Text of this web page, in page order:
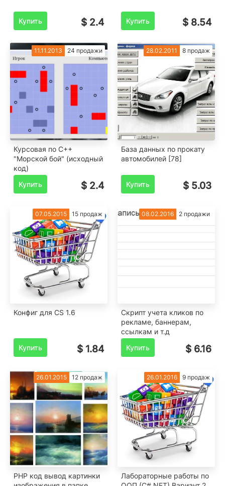
Купить $ 2.4 Купить $ 8.54
11.11.2013 24 продажи
Курсовая по C++
"Морской бой" (исходный
код)
Купить
$ 2.4
28.02.2011 8 продаж
База данных по прокату
автомобилей [78]
Купить $ 5.03
07.05.2015 15 продаж
Конфиг для CS 1.6
Купить $ 1.84
08.02.2016 2 продажи
Скрипт учета кликов по
рекламе, баннерам,
ссылкам и т.д
Купить
$ 6.16
26.01.2015 12 продаж
PHP код вывод картинки
26.01.2016 9 продаж
Лабораторные работы по